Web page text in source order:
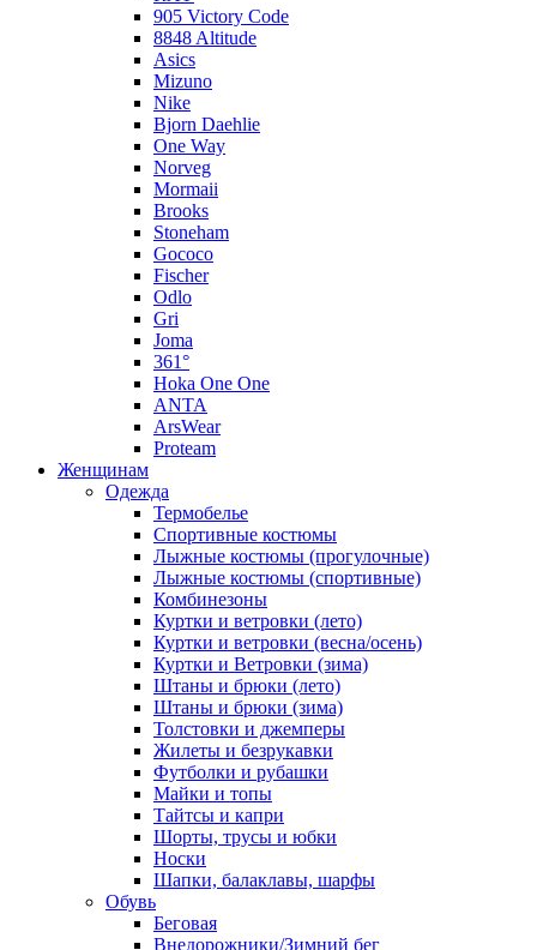
905 Victory Code
8848 Altitude
Asics
Mizuno
Nike
Bjorn Daehlie
One Way
Norveg
Mormaii
Brooks
Stoneham
Gococo
Fischer
Odlo
Gri
Joma
361°
Hoka One One
ANTA
ArsWear
Proteam
Женщинам
Одежда
Термобелье
Спортивные костюмы
Лыжные костюмы (прогулочные)
Лыжные костюмы (спортивные)
Комбинезоны
Куртки и ветровки (лето)
Куртки и ветровки (весна/осень)
Куртки и Ветровки (зима)
Штаны и брюки (лето)
Штаны и брюки (зима)
Толстовки и джемперы
Жилеты и безрукавки
Футболки и рубашки
Майки и топы
Тайтсы и капри
Шорты, трусы и юбки
Носки
Шапки, балаклавы, шарфы
Обувь
Беговая
Внедорожники/Зимний бег